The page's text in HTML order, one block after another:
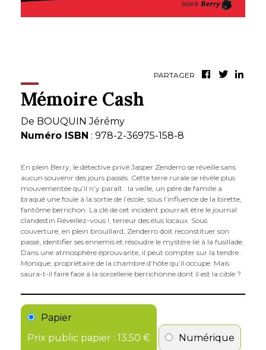
Mémoire Cash
De BOUQUIN Jérémy
Numéro ISBN : 978-2-36975-158-8
PARTAGER
En plein Berry, le détective privé Jasper Zenderro se réveille sans
aucun souvenir des jours passés. Cette terre rurale se révèle plus
mouvementée qu’il n’y paraît : la veille, un père de famille a
braqué une foule à la sortie de l’école, sous l’influence de la birette,
fantôme berrichon. La clé de cet incident pourrait être le journal
clandestin Réveillez-vous !, terreur des élus locaux. Sous
couverture, en plein brouillard, Zenderro doit reconstituer son
passé, identifier ses ennemis et résoudre le mystère lié à la fusillade.
Dans une atmosphère éprouvante, il peut compter sur la tendre
Monique, propriétaire de la chambre d’hôte qu’il occupe. Mais
saura-t-il faire face à la sorcellerie berrichonne dont il est la cible ?
Papier
Prix public papier : 13.50 €
Numérique